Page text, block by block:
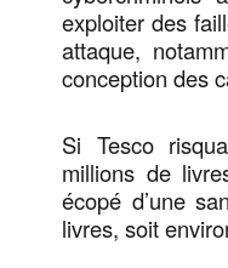
exploiter des
attaque,
conception des
Si Tesco
millions de
écopé d’une
livres, soit